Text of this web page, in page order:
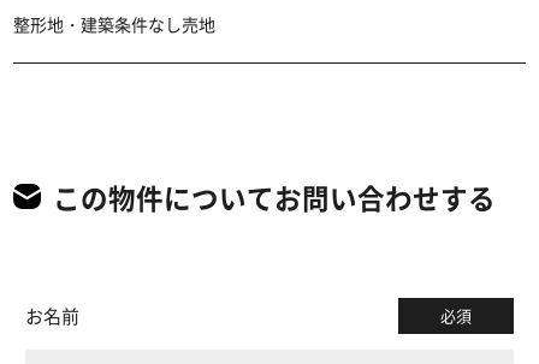
整形地・建築条件なし売地
この物件についてお問い合わせする
お名前 必須